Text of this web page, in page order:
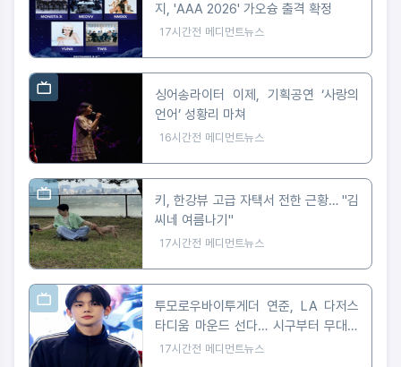
지, 'AAA 2026' 가오슝 출격 확정
17시간전 메디먼트뉴스
싱어송라이터 이제, 기획공연 ‘사랑의
언어’ 성황리 마쳐
16시간전 메디먼트뉴스
키, 한강뷰 고급 자택서 전한 근황… "김
씨네 여름나기"
17시간전 메디먼트뉴스
투모로우바이투게더 연준, LA 다저스
타디움 마운드 선다… 시구부터 무대까
지
17시간전 메디먼트뉴스